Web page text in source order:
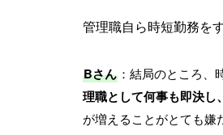
管理職自ら時短勤務を
Bさん ：結局のところ
理職として何事も即決し
が増えることがとても嫌